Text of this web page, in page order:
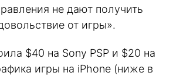
не дают получить
от игры».
$40 на Sony PSP и $20 на
игры на iPhone (ниже в